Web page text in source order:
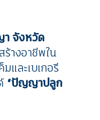
จังหวัด
างอาชีพใน
และเบเกอรี
“ปัญญาปลูก